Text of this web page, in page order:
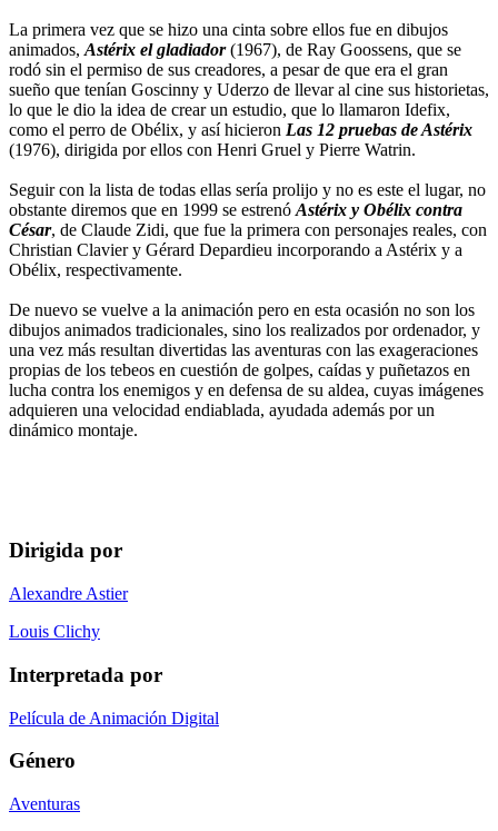
La primera vez que se hizo una cinta sobre ellos fue en dibujos
animados, Astérix el gladiador(1967), de Ray Goossens, que se
rodó sin el permiso de sus creadores, a pesar de que era el gran
sueño que tenían Goscinny y Uderzo de llevar al cine sus historietas,
lo que le dio la idea de crear un estudio, que lo llamaron Idefix,
como el perro de Obélix, y así hicieron Las 12 pruebas de Astérix
(1976), dirigida por ellos con Henri Gruel y Pierre Watrin.
Seguir con la lista de todas ellas sería prolijo y no es este el lugar, no
obstante diremos que en 1999 se estrenó Astérix y Obélix contra
César, de Claude Zidi, que fue la primera con personajes reales, con
Christian Clavier y Gérard Depardieu incorporando a Astérix y a
Obélix, respectivamente.
De nuevo se vuelve a la animación pero en esta ocasión no son los
dibujos animados tradicionales, sino los realizados por ordenador, y
una vez más resultan divertidas las aventuras con las exageraciones
propias de los tebeos en cuestión de golpes, caídas y puñetazos en
lucha contra los enemigos y en defensa de su aldea, cuyas imágenes
adquieren una velocidad endiablada, ayudada además por un
dinámico montaje.
Dirigida por
Alexandre Astier
Louis Clichy
Interpretada por
Película de Animación Digital
Género
Aventuras